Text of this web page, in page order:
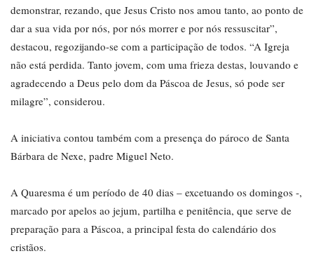
demonstrar, rezando, que Jesus Cristo nos amou tanto, ao ponto de
dar a sua vida por nós, por nós morrer e por nós ressuscitar”,
destacou, regozijando-se com a participação de todos. “A Igreja
não está perdida. Tanto jovem, com uma frieza destas, louvando e
agradecendo a Deus pelo dom da Páscoa de Jesus, só pode ser
milagre”, considerou.
A iniciativa contou também com a presença do pároco de Santa
Bárbara de Nexe, padre Miguel Neto.
A Quaresma é um período de 40 dias – excetuando os domingos -,
marcado por apelos ao jejum, partilha e penitência, que serve de
preparação para a Páscoa, a principal festa do calendário dos
cristãos.